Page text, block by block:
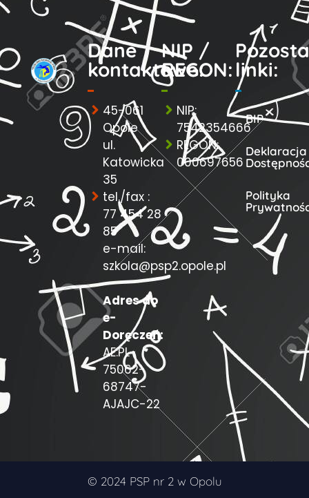
Dane
kontaktowe:
45-061
Opole
ul.
Katowicka
35
tel./fax :
77 454 28
85
e-mail:
szkola@psp2.opole.pl
Adres do
e-
Doręczeń:
AE:PL-
75062-
68747-
AJAJC-22
NIP /
REGON:
NIP:
7542354666
REGON:
000697656
linki:
BIP
Deklaracja
Polityka
© 2024 PSP nr 2 w Opolu